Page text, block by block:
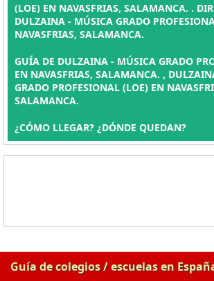
(LOE) EN NAVASFRIAS, SALAMANCA. .
DULZAINA - MÚSICA GRADO
NAVASFRIAS, SALAMANCA.
GUÍA DE DULZAINA - MÚSICA GRADO
EN NAVASFRIAS, SALAMANCA. ,
GRADO PROFESIONAL (LOE) EN
SALAMANCA.
¿CÓMO LLEGAR? ¿DÓNDE QUEDAN?
Guía de colegios / escuelas en